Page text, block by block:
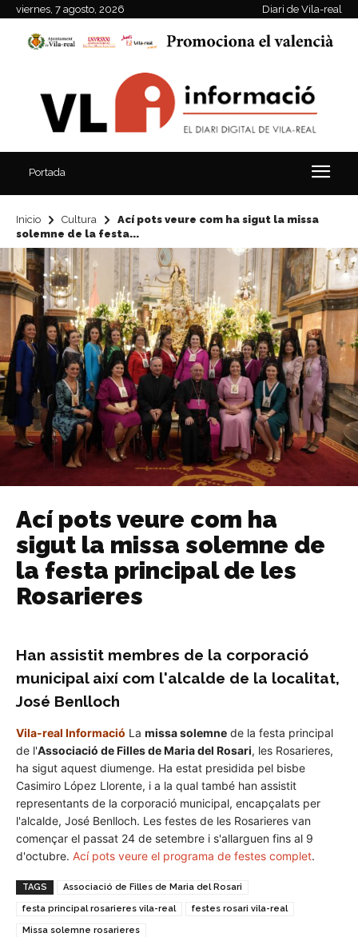
viernes, 7 agosto, 2026 Diari de Vila-real
Portada
Inicio Cultura
Ací pots veure com ha sigut la missa
solemne de la festa...
Ací pots veure com ha
sigut la missa solemne de
la festa principal de les
Rosarieres
Han assistit membres de la corporació
municipal així com l'alcalde de la localitat,
José Benlloch
Vila-real Informació La missa solemne de la festa principal
de l'Associació de Filles de Maria del Rosari, les Rosarieres,
ha sigut aquest diumenge. Ha estat presidida pel bisbe
Casimiro López Llorente, i a la qual també han assistit
representants de la corporació municipal, encapçalats per
l'alcalde, José Benlloch. Les festes de les Rosarieres van
començar el passat 24 de setembre i s'allarguen fins al 9
d'octubre. Ací pots veure el programa de festes complet.
TAGS Associació de Filles de Maria del Rosari
festa principal rosarieres vila-real festes rosari vila-real
Missa solemne rosarieres